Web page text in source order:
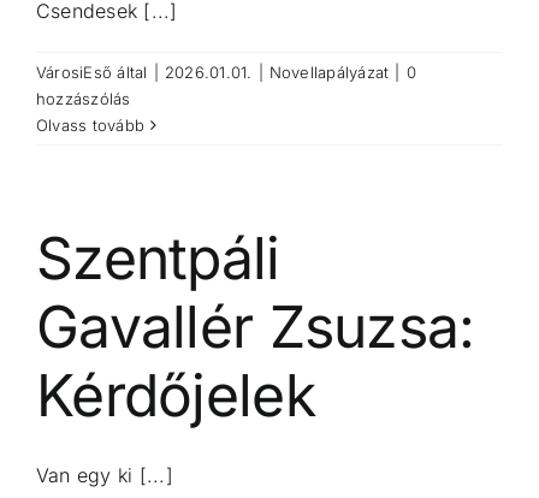
Csendesek [...]
VárosiEső által 2026.01.01. Novellapályázat
0
hozzászólás
Olvass tovább
Szentpáli
Gavallér Zsuzsa:
Kérdőjelek
Van egy ki [...]